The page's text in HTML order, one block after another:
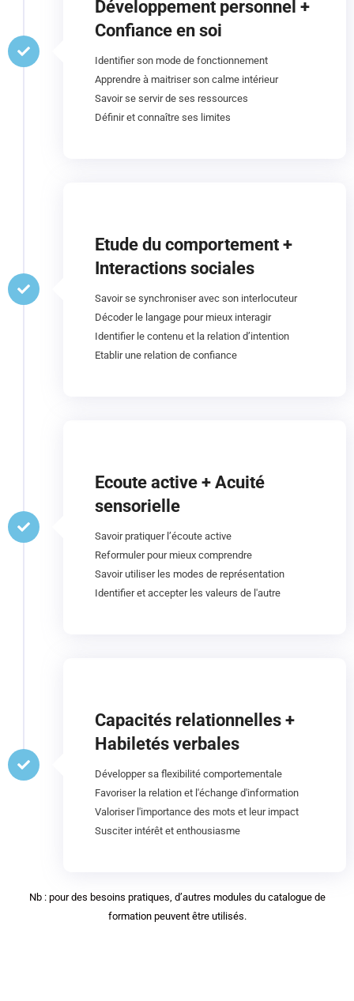
Développement personnel +
Confiance en soi
Identifier son mode de fonctionnement
Apprendre à maitriser son calme intérieur
Savoir se servir de ses ressources
Définir et connaître ses limites
Etude du comportement +
Interactions sociales
Savoir se synchroniser avec son interlocuteur
Décoder le langage pour mieux interagir
Identifier le contenu et la relation d’intention
Etablir une relation de confiance
Ecoute active + Acuité
sensorielle
Savoir pratiquer l’écoute active
Reformuler pour mieux comprendre
Savoir utiliser les modes de représentation
Identifier et accepter les valeurs de l'autre
Capacités relationnelles +
Habiletés verbales
Développer sa flexibilité comportementale
Favoriser la relation et l'échange d'information
Valoriser l'importance des mots et leur impact
Susciter intérêt et enthousiasme
Nb : pour des besoins pratiques, d’autres modules du catalogue de
formation peuvent être utilisés.